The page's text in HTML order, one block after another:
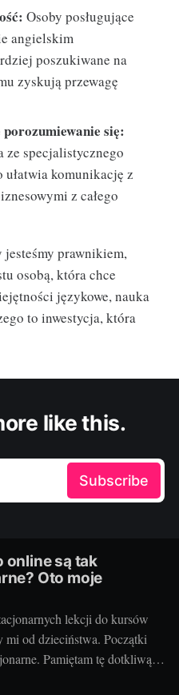
Osoby posługujące
angielskim
poszukiwane na
zyskują przewagę
się:
ze specjalistycznego
ułatwia komunikację z
z całego
jesteśmy prawnikiem,
osobą, która chce
językowe, nauka
to inwestycja, która
like this.
Subscribe
online są tak
Oto moje
lekcji do kursów
mi od dzieciństwa. Początki
Pamiętam tę dotkliwą
pendolowania do szkoły i